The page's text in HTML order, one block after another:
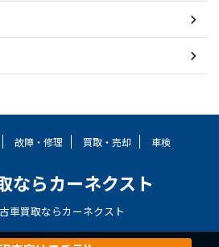
故障・修理 買取・売却 車検
ならカーネクスト
車買取ならカーネクスト